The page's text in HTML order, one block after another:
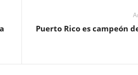
Puerto Rico es campeón